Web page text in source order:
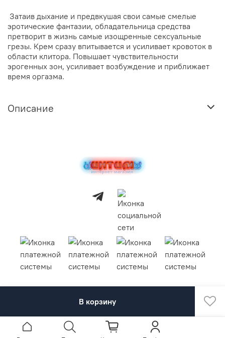
В корзину
Затаив дыхание и предвкушая свои самые смелые
эротические фантазии, обладательница средства
претворит в жизнь самые изощренные сексуальные
грезы. Крем сразу впитывается и усиливает кровоток в
области клитора. Повышает чувствительности
эрогенных зон, усиливает возбуждение и приближает
время оргазма.
Описание